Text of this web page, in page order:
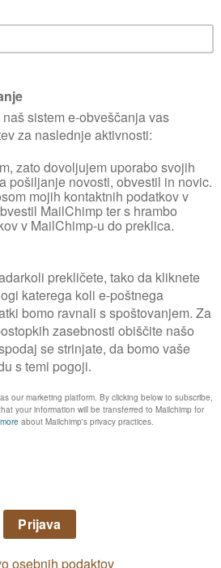
oskrbe (gnojenje,
naravne
da bo učinek.
in množico belih ali